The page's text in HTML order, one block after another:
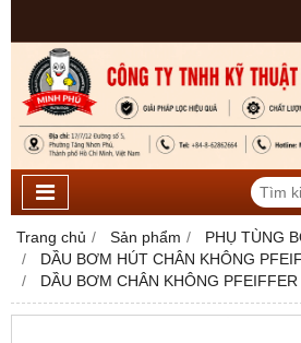
Trang chủ Sản phẩm
PHỤ TÙNG
DẦU BƠM HÚT CHÂN KHÔNG
DẦU BƠM CHÂN KHÔNG